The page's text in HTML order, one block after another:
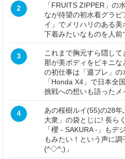
2
「FRUITS ZIPPER」の
なが待望の初水着グラ
イ」でメリハリのある
下着みたいなものを人前
3
これまで胸元すら隠し
那が美ボディをビキニ
の初仕事は「週プレ」
「Honda X4」で日本全
挑戦への想いも語ったメ
4
あの桜樹ルイ(55)の28年
大衆」の袋とじに! 長ら
「櫻 - SAKURA -」もデ
もみたい！という声に
(^◇^;)」